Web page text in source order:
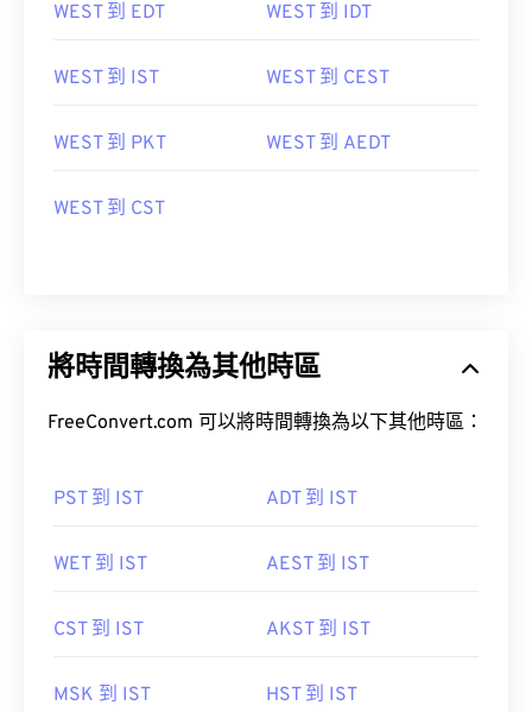
WEST 到 EDT WEST 到 IDT
WEST 到 IST WEST 到 CEST
WEST 到 PKT WEST 到 AEDT
WEST 到 CST
將時間轉換為其他時區
FreeConvert.com 可以將時間轉換為以下其他時區：
PST 到 IST ADT 到 IST
WET 到 IST AEST 到 IST
CST 到 IST AKST 到 IST
MSK 到 IST HST 到 IST